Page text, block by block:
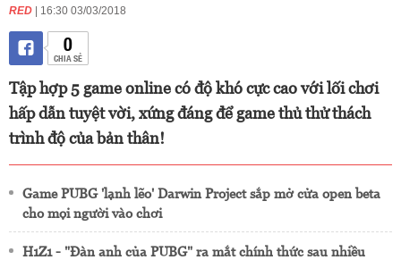
RED | 16:30 03/03/2018
0
CHIA SẺ
Tập hợp 5 game online có độ khó cực cao với lối chơi
hấp dẫn tuyệt vời, xứng đáng để game thủ thử thách
trình độ của bản thân!
Game PUBG 'lạnh lẽo' Darwin Project sắp mở cửa open beta
cho mọi người vào chơi
H1Z1 - "Đàn anh của PUBG" ra mắt chính thức sau nhiều